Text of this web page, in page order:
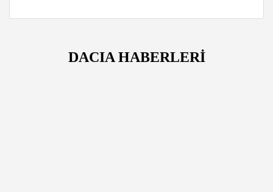
DACIA HABERLERİ